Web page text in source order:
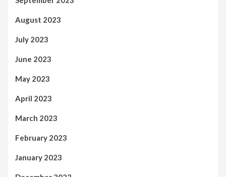
August 2023
July 2023
June 2023
May 2023
April 2023
March 2023
February 2023
January 2023